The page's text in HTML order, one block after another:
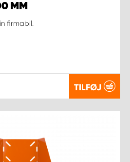
MM
firmabil.
TILFØJ